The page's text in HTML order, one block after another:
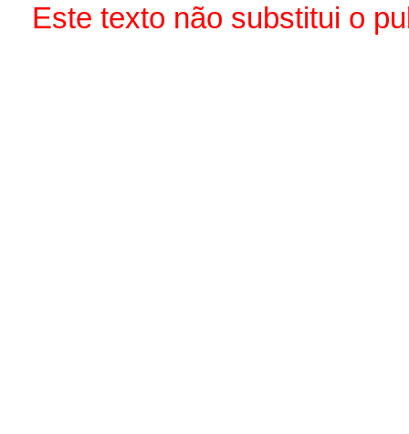
Este texto não substitui o